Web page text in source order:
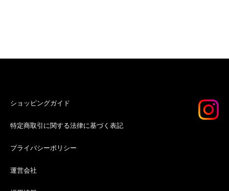
ショッピングガイド
特定商取引に関する法律に基づく表記
プライバシーポリシー
運営会社